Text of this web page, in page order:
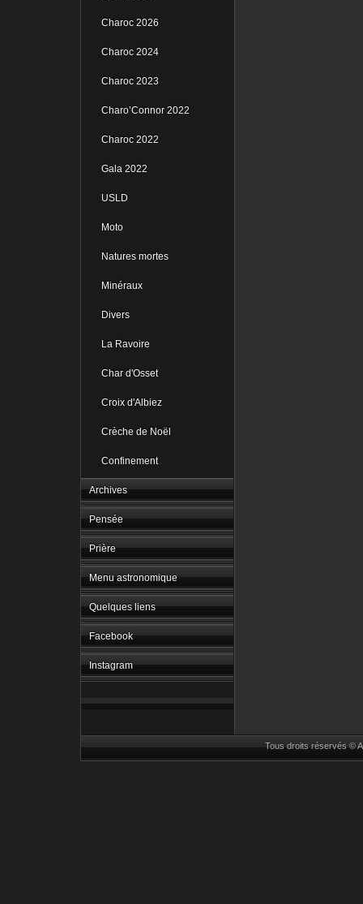
Charoc 2026
Charoc 2024
Charoc 2023
Charo’Connor 2022
Charoc 2022
Gala 2022
USLD
Moto
Natures mortes
Minéraux
Divers
La Ravoire
Char d'Osset
Croix d'Albiez
Crèche de Noël
Confinement
Archives
Pensée
Prière
Menu astronomique
Quelques liens
Facebook
Instagram
Tous droits réservés ©